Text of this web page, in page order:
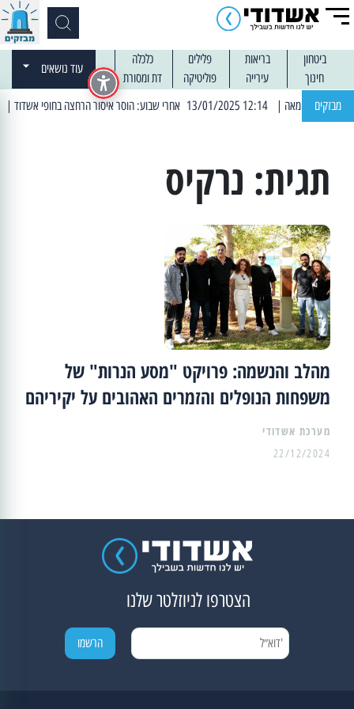
ביטחון בריאות פלילים
כלכלה
חינוך
עירייה פוליטיקה דת ומסורת
עוד נושאים
מבזקים | 12:14 13/01/2025 אחרי שבוע: הוסר איסור הרחצה בחופי אשדוד | 13:04 14/01/2025 עובדים בלילות: עבודות קרצוף וריבוד אספלט
תגית: נרקיס
מהלב והנשמה: פרויקט "מסע הנרות" של
משפחות הנופלים והזמרים האהובים על יקיריהם
מערכת אשדודי
22/12/2024
הצטרפו לניוזלטר שלנו